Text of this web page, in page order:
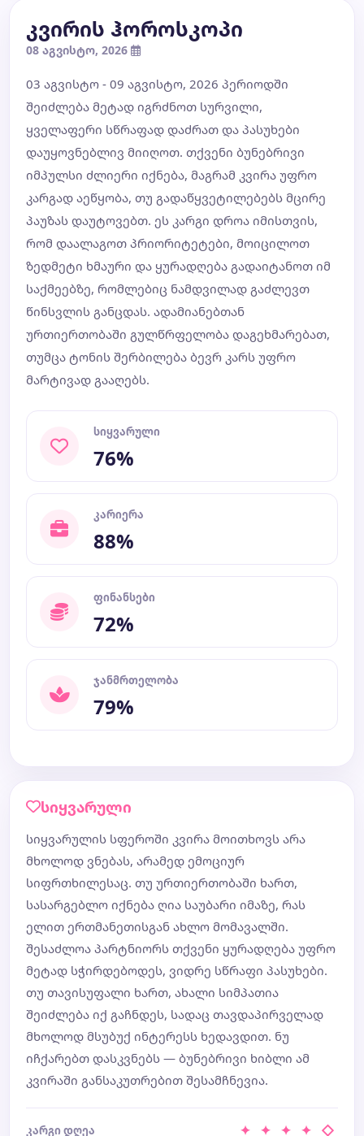
კვირის ჰოროსკოპი
08 აგვისტო, 2026
03 აგვისტო - 09 აგვისტო, 2026 პერიოდში
შეიძლება მეტად იგრძნოთ სურვილი,
ყველაფერი სწრაფად დაძრათ და პასუხები
დაუყოვნებლივ მიიღოთ. თქვენი ბუნებრივი
იმპულსი ძლიერი იქნება, მაგრამ კვირა უფრო
კარგად აეწყობა, თუ გადაწყვეტილებებს მცირე
პაუზას დაუტოვებთ. ეს კარგი დროა იმისთვის,
რომ დაალაგოთ პრიორიტეტები, მოიცილოთ
ზედმეტი ხმაური და ყურადღება გადაიტანოთ იმ
საქმეებზე, რომლებიც ნამდვილად გაძლევთ
წინსვლის განცდას. ადამიანებთან
ურთიერთობაში გულწრფელობა დაგეხმარებათ,
თუმცა ტონის შერბილება ბევრ კარს უფრო
მარტივად გააღებს.
სიყვარული
76%
კარიერა
88%
ფინანსები
72%
ჯანმრთელობა
79%
სიყვარული
სიყვარულის სფეროში კვირა მოითხოვს არა
მხოლოდ ვნებას, არამედ ემოციურ
სიფრთხილესაც. თუ ურთიერთობაში ხართ,
სასარგებლო იქნება ღია საუბარი იმაზე, რას
ელით ერთმანეთისგან ახლო მომავალში.
შესაძლოა პარტნიორს თქვენი ყურადღება უფრო
მეტად სჭირდებოდეს, ვიდრე სწრაფი პასუხები.
თუ თავისუფალი ხართ, ახალი სიმპათია
შეიძლება იქ გაჩნდეს, სადაც თავდაპირველად
მხოლოდ მსუბუქ ინტერესს ხედავდით. ნუ
იჩქარებთ დასკვნებს — ბუნებრივი ხიბლი ამ
კვირაში განსაკუთრებით შესამჩნევია.
კარგი დღეა ✦ ✦ ✦ ✦ ◇